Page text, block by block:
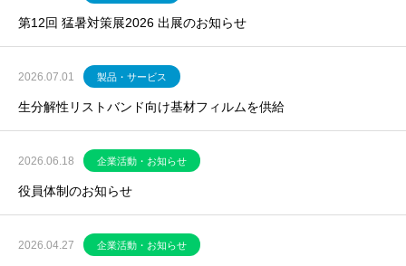
第12回 猛暑対策展2026 出展のお知らせ
2026.07.01 製品・サービス
生分解性リストバンド向け基材フィルムを供給
2026.06.18 企業活動・お知らせ
役員体制のお知らせ
2026.04.27 企業活動・お知らせ